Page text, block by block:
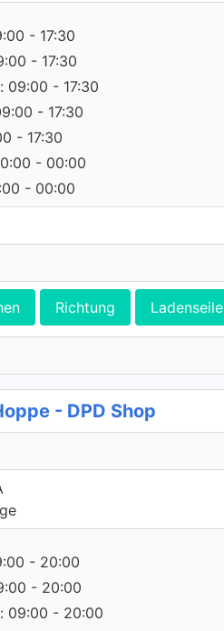
- 17:30
- 17:30
09:00 - 17:30
- 17:30
- 17:30
- 00:00
- 00:00
Richtung Ladenseile
- DPD Shop
- 20:00
- 20:00
09:00 - 20:00